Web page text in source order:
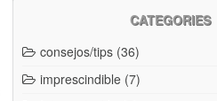
CATEGORIES
consejos/tips (36)
imprescindible (7)